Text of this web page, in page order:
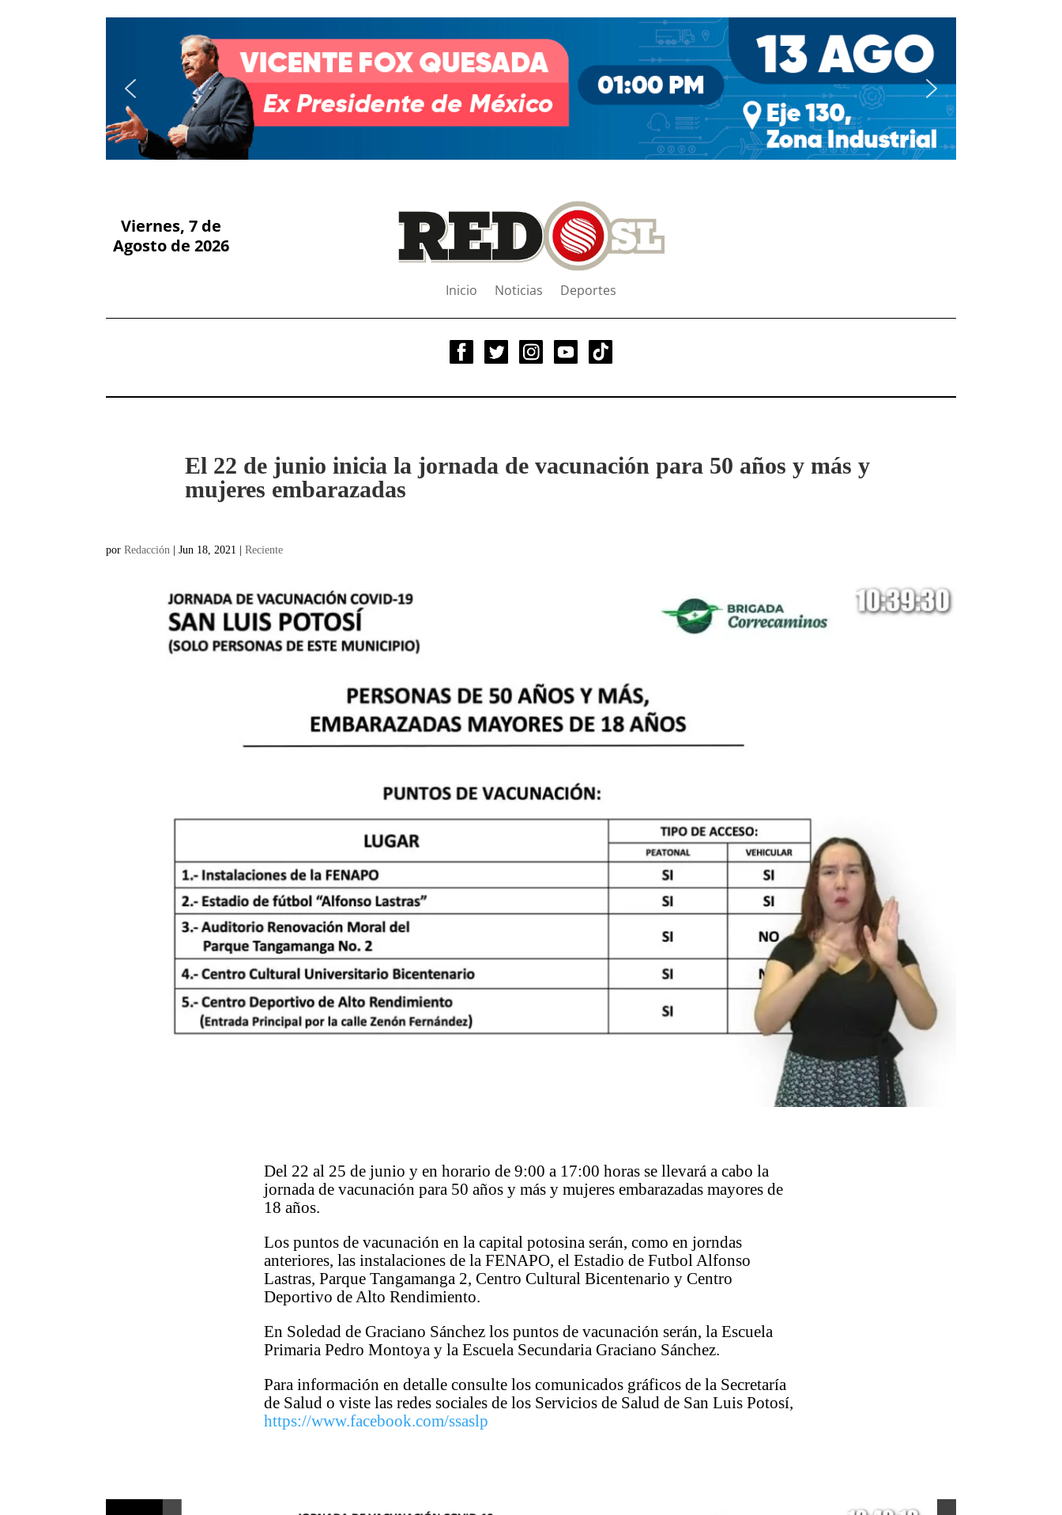
Viernes, 7 de
Agosto de 2026
Inicio Noticias Deportes
El 22 de junio inicia la jornada de vacunación para 50 años y más y
mujeres embarazadas
porRedacción |Jun 18, 2021 |Reciente
Del 22 al 25 de junio y en horario de 9:00 a 17:00 horas se llevará a cabo la
jornada de vacunación para 50 años y más y mujeres embarazadas mayores de
18 años.
Los puntos de vacunación en la capital potosina serán, como en jorndas
anteriores, las instalaciones de la FENAPO, el Estadio de Futbol Alfonso
Lastras, Parque Tangamanga 2, Centro Cultural Bicentenario y Centro
Deportivo de Alto Rendimiento.
En Soledad de Graciano Sánchez los puntos de vacunación serán, la Escuela
Primaria Pedro Montoya y la Escuela Secundaria Graciano Sánchez.
Para información en detalle consulte los comunicados gráficos de la Secretaría
de Salud o viste las redes sociales de los Servicios de Salud de San Luis Potosí,
https://www.facebook.com/ssaslp